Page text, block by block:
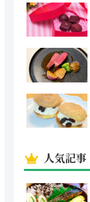
人気記事